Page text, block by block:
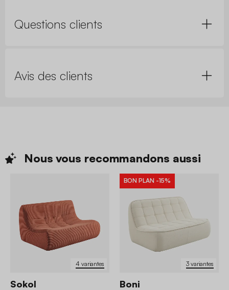
Questions clients
Avis des clients
Nous vous recommandons aussi
4 variantes
Sokol
3 variantes
BON PLAN -15%
Boni